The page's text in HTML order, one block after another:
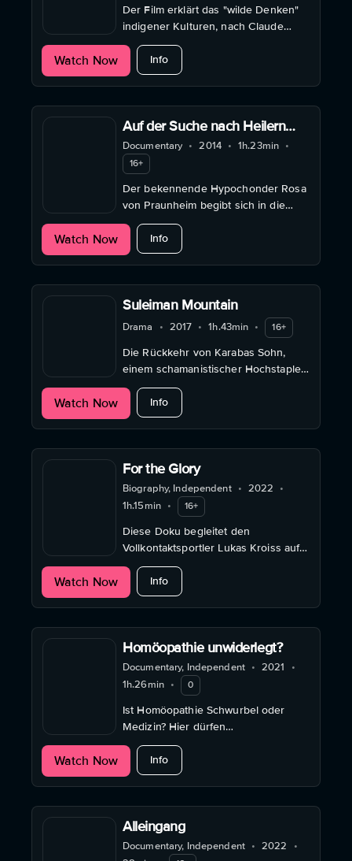
Der Film erklärt das "wilde Denken"
indigener Kulturen, nach Claude
Lévi-Strauss, mithilfe von Masken,
Kultobjekten, Ritualen.
Watch Now Infoabout Wildes Denken - Europa im
Auf der Suche nach Heilern
oder Ich bin ein Hypochonder
Documentary • 2014 • 1h.23min •
16+
Der bekennende Hypochonder Rosa
von Praunheim begibt sich in die
Hände von Wunderheilern oder
Pflanzenkundlern und erfährt dabei
Erleuchtung.
Watch Now Infoabout Auf der Suche nach Heilern
Suleiman Mountain
Drama • 2017 • 1h.43min • 16+
Die Rückkehr von Karabas Sohn,
einem schamanistischer Hochstapler
aus Kirgisistan, führt zu Streitigkeiten
zwischen seinen beiden Frauen.
Watch Now Infoabout Suleiman Mountain
For the Glory
Biography, Independent • 2022
•
1h.15min • 16+
Diese Doku begleitet den
Vollkontaktsportler Lukas Kroiss auf
seinem filmreifen Weg zum K1-
Europameisterschaftstitel.
Watch Now Infoabout For the Glory
Homöopathie unwiderlegt?
Documentary, Independent • 2021
•
1h.26min • 0
Ist Homöopathie Schwurbel oder
Medizin? Hier dürfen
Homöopath*innen ihre doch sehr
unterschiedlichen Ansichten
ausbreiten.
Watch Now Infoabout Homöopathie unwiderlegt?
Alleingang
Documentary, Independent • 2022
•